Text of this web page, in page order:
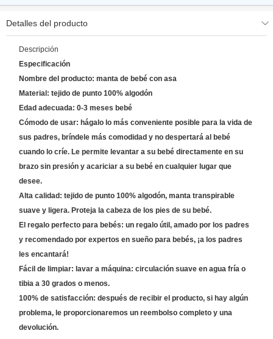
Detalles del producto
Descripción
Especificación
Nombre del producto: manta de bebé con asa
Material: tejido de punto 100% algodón
Edad adecuada: 0-3 meses bebé
Cómodo de usar: hágalo lo más conveniente posible para la vida de
sus padres, bríndele más comodidad y no despertará al bebé
cuando lo críe. Le permite levantar a su bebé directamente en su
brazo sin presión y acariciar a su bebé en cualquier lugar que
desee.
Alta calidad: tejido de punto 100% algodón, manta transpirable
suave y ligera. Proteja la cabeza de los pies de su bebé.
El regalo perfecto para bebés: un regalo útil, amado por los padres
y recomendado por expertos en sueño para bebés, ¡a los padres
les encantará!
Fácil de limpiar: lavar a máquina: circulación suave en agua fría o
tibia a 30 grados o menos.
100% de satisfacción: después de recibir el producto, si hay algún
problema, le proporcionaremos un reembolso completo y una
devolución.